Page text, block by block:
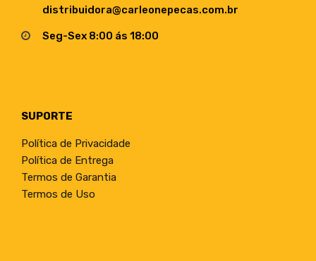
distribuidora@carleonepecas.com.br
Seg-Sex 8:00 ás 18:00
SUPORTE
Política de Privacidade
Política de Entrega
Termos de Garantia
Termos de Uso